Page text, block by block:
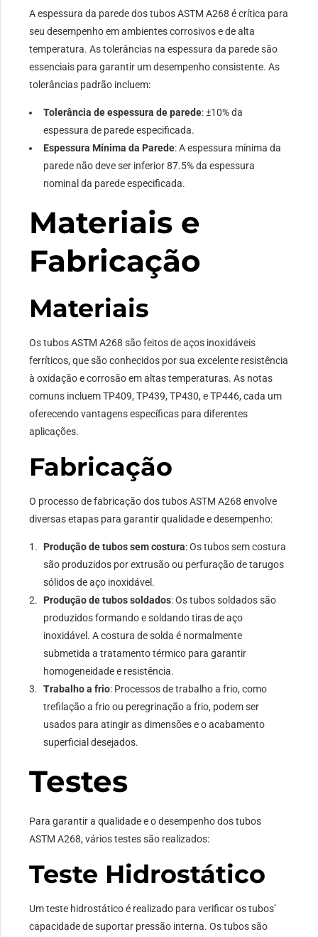
A espessura da parede dos tubos ASTM A268 é crítica para
seu desempenho em ambientes corrosivos e de alta
temperatura. As tolerâncias na espessura da parede são
essenciais para garantir um desempenho consistente. As
tolerâncias padrão incluem:
Tolerância de espessura de parede: ±10% da
espessura de parede especificada.
Espessura Mínima da Parede: A espessura mínima da
parede não deve ser inferior 87.5% da espessura
nominal da parede especificada.
Materiais e
Fabricação
Materiais
Os tubos ASTM A268 são feitos de aços inoxidáveis ​​
ferríticos, que são conhecidos por sua excelente resistência
à oxidação e corrosão em altas temperaturas. As notas
comuns incluem TP409, TP439, TP430, e TP446, cada um
oferecendo vantagens específicas para diferentes
aplicações.
Fabricação
O processo de fabricação dos tubos ASTM A268 envolve
diversas etapas para garantir qualidade e desempenho:
Produção de tubos sem costura: Os tubos sem costura
são produzidos por extrusão ou perfuração de tarugos
sólidos de aço inoxidável.
Produção de tubos soldados: Os tubos soldados são
produzidos formando e soldando tiras de aço
inoxidável. A costura de solda é normalmente
submetida a tratamento térmico para garantir
homogeneidade e resistência.
Trabalho a frio: Processos de trabalho a frio, como
trefilação a frio ou peregrinação a frio, podem ser
usados ​​para atingir as dimensões e o acabamento
superficial desejados.
Testes
Para garantir a qualidade e o desempenho dos tubos
ASTM A268, vários testes são realizados:
Teste Hidrostático
Um teste hidrostático é realizado para verificar os tubos’
capacidade de suportar pressão interna. Os tubos são